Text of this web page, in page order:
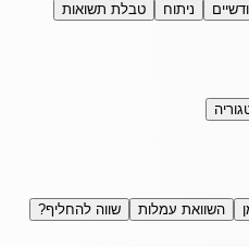
ניתוח
טבלת תשואות
השוואת עמלות
שווה להחליף?